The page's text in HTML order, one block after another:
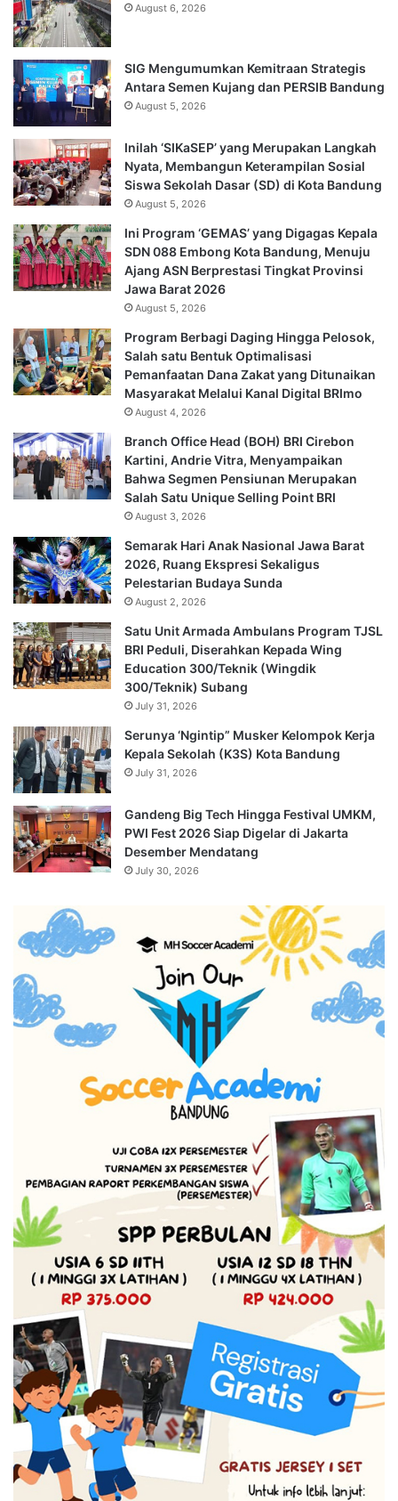
August 6, 2026
SIG Mengumumkan Kemitraan Strategis
Antara Semen Kujang dan PERSIB Bandung
August 5, 2026
Inilah ‘SIKaSEP’ yang Merupakan Langkah
Nyata, Membangun Keterampilan Sosial
Siswa Sekolah Dasar (SD) di Kota Bandung
August 5, 2026
Ini Program ‘GEMAS’ yang Digagas Kepala
SDN 088 Embong Kota Bandung, Menuju
Ajang ASN Berprestasi Tingkat Provinsi
Jawa Barat 2026
August 5, 2026
Program Berbagi Daging Hingga Pelosok,
Salah satu Bentuk Optimalisasi
Pemanfaatan Dana Zakat yang Ditunaikan
Masyarakat Melalui Kanal Digital BRImo
August 4, 2026
Branch Office Head (BOH) BRI Cirebon
Kartini, Andrie Vitra, Menyampaikan
Bahwa Segmen Pensiunan Merupakan
Salah Satu Unique Selling Point BRI
August 3, 2026
Semarak Hari Anak Nasional Jawa Barat
2026, Ruang Ekspresi Sekaligus
Pelestarian Budaya Sunda
August 2, 2026
Satu Unit Armada Ambulans Program TJSL
BRI Peduli, Diserahkan Kepada Wing
Education 300/Teknik (Wingdik
300/Teknik) Subang
July 31, 2026
Serunya ‘Ngintip” Musker Kelompok Kerja
Kepala Sekolah (K3S) Kota Bandung
July 31, 2026
Gandeng Big Tech Hingga Festival UMKM,
PWI Fest 2026 Siap Digelar di Jakarta
Desember Mendatang
July 30, 2026